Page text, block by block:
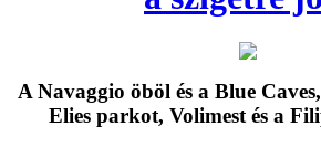
A Navaggio öböl és a Blue
Elies parkot, Volimest és a